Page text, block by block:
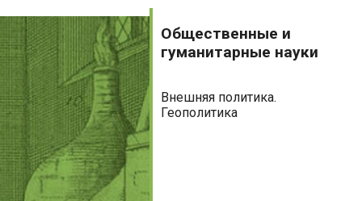
Общественные
и
гуманитарные
науки
Общественные и
гуманитарные науки
Внешняя политика.
Геополитика